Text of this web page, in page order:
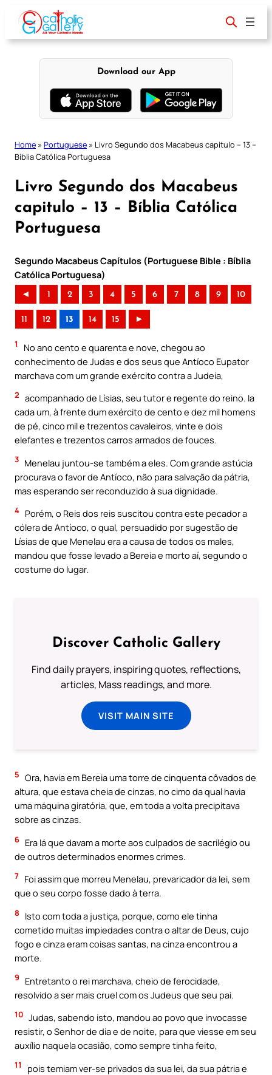
content
Download our App
Home » Portuguese » Livro Segundo dos Macabeus capitulo – 13 –
Bíblia Católica Portuguesa
Livro Segundo dos Macabeus
capitulo – 13 – Bíblia Católica
Portuguesa
Segundo Macabeus Capítulos (Portuguese Bible : Bíblia
Católica Portuguesa)
◄ 1 2 3 4 5 6 7 8 9 10
11 12 13 14 15 ►
1
No ano cento e quarenta e nove, chegou ao
conhecimento de Judas e dos seus que Antíoco Eupator
marchava com um grande exército contra a Judeia,
2 acompanhado de Lísias, seu tutor e regente do reino. Ia
cada um, à frente dum exército de cento e dez mil homens
de pé, cinco mil e trezentos cavaleiros, vinte e dois
elefantes e trezentos carros armados de fouces.
3 Menelau juntou-se também a eles. Com grande astúcia
procurava o favor de Antíoco, não para salvação da pátria,
mas esperando ser reconduzido à sua dignidade.
4 Porém, o Reis dos reis suscitou contra este pecador a
cólera de Antíoco, o qual, persuadido por sugestão de
Lísias de que Menelau era a causa de todos os males,
mandou que fosse levado a Bereia e morto aí, segundo o
costume do lugar.
Discover Catholic Gallery
Find daily prayers, inspiring quotes, reflections,
articles, Mass readings, and more.
VISIT MAIN SITE
5 Ora, havia em Bereia uma torre de cinquenta côvados de
altura, que estava cheia de cinzas, no cimo da qual havia
uma máquina giratória, que, em toda a volta precipitava
sobre as cinzas.
6 Era lá que davam a morte aos culpados de sacrilégio ou
de outros determinados enormes crimes.
7 Foi assim que morreu Menelau, prevaricador da lei, sem
que o seu corpo fosse dado à terra.
8
Isto com toda a justiça, porque, como ele tinha
cometido muitas impiedades contra o altar de Deus, cujo
fogo e cinza eram coisas santas, na cinza encontrou a
morte.
9
Entretanto o rei marchava, cheio de ferocidade,
resolvido a ser mais cruel com os Judeus que seu pai.
10 Judas, sabendo isto, mandou ao povo que invocasse
resistir, o Senhor de dia e de noite, para que viesse em seu
auxílio naquela ocasião, como sempre tinha feito,
11
pois temiam ver-se privados da sua lei, da sua pátria e